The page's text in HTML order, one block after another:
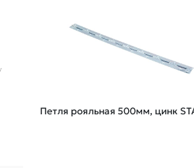
Петля рояльная 500мм, цинк